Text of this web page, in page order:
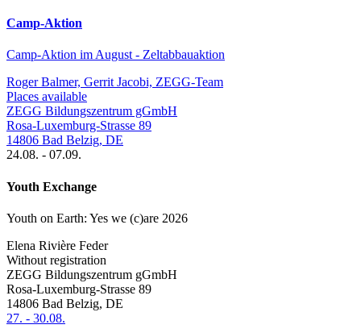
Camp-Aktion
Camp-Aktion im August - Zeltabbauaktion
Roger Balmer, Gerrit Jacobi, ZEGG-Team
Places available
ZEGG Bildungszentrum gGmbH
Rosa-Luxemburg-Strasse 89
14806 Bad Belzig, DE
24.08. - 07.09.
Youth Exchange
Youth on Earth: Yes we (c)are 2026
Elena Rivière Feder
Without registration
ZEGG Bildungszentrum gGmbH
Rosa-Luxemburg-Strasse 89
14806 Bad Belzig, DE
27. - 30.08.